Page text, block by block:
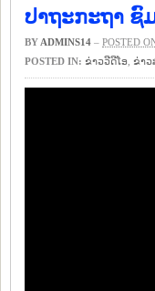
ປາຖະກະຖາ ຊົ
BY ADMINS14 – POSTED
POSTED IN: ຂ່າວ​ວີ​ດີ​ໂອ ຂ່າວ​